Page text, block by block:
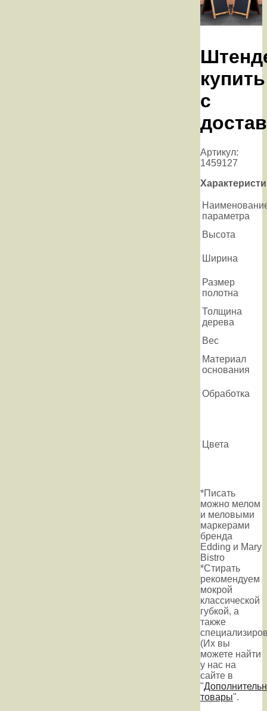
купить
с
Артикул:
1459127
параметра
Высота
Ширина
Размер
полотна
Толщина
дерева
Вес
Материал
основания
Обработка
Цвета
*Писать
можно мелом
и меловыми
маркерами
бренда
Edding и Mary
Bistro
*Стирать
рекомендуем
мокрой
классической
губкой, а
также
(Их вы
можете найти
у нас на
сайте в
"
товары".